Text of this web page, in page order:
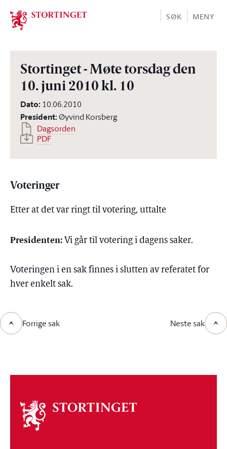
Stortinget.no
SØK MENY
Stortinget - Møte torsdag den
10. juni 2010 kl. 10
Dato: 10.06.2010
President:Øyvind Korsberg
Dagsorden
PDF
Voteringer
Etter at det var ringt til votering, uttalte
Presidenten: Vi går til votering i dagens saker.
Voteringen i en sak finnes i slutten av referatet for
hver enkelt sak.
Forrige sak Neste sak
Om
stortinget